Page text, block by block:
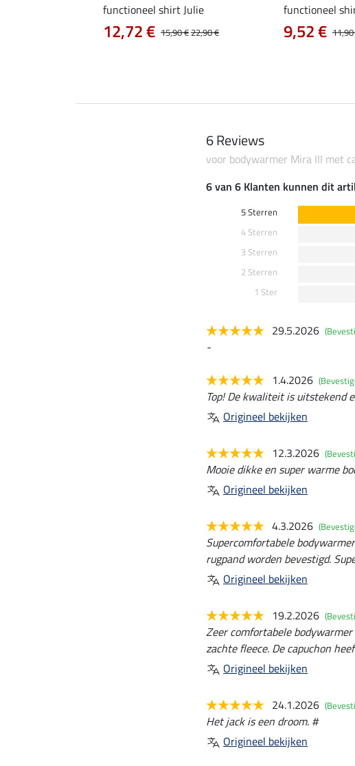
functioneel shirt Julie
15,90 €22,90 €
12,72 €
functioneel
9,52 €
6 Reviews
voor bodywarmer Mira III met
6 van 6 Klanten kunnen dit
5 Sterren
4 Sterren
3 Sterren
2 Sterren
1 Ster
29.5.2026
-
1.4.2026
Top! De kwaliteit is uitstekend
Origineel bekijken
12.3.2026
Mooie dikke en super warme
Origineel bekijken
4.3.2026
Supercomfortabele
rugpand worden bevestigd.
Origineel bekijken
19.2.2026
Zeer comfortabele
zachte fleece. De capuchon
Origineel bekijken
24.1.2026
Het jack is een droom. #
Origineel bekijken